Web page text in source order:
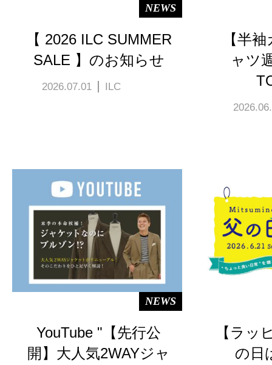
NEWS
【 2026 ILC SUMMER
SALE 】のお知らせ
2026.07.01 ILC
【半
ャツ
NEWS
YouTube "【先行公
開】大人気2WAYジャ
【ラッ
の日